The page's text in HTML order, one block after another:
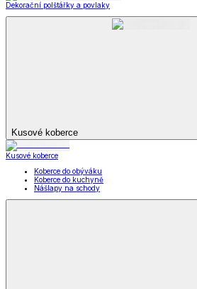
Dekorační polštářky a povlaky
Kusové koberce
Kusové koberce
Koberce do obýváku
Koberce do kuchyně
Nášlapy na schody